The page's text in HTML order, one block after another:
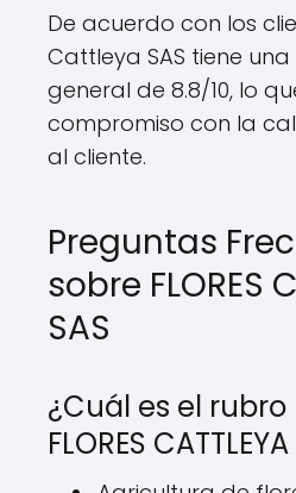
De acuerdo con los
Cattleya SAS tiene
general de 8.8/10, lo
compromiso con la
al cliente.
Preguntas
sobre FLORES
SAS
¿Cuál es el
FLORES